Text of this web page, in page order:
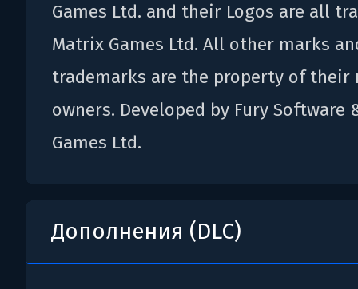
Games Ltd. and their Logos are all
Matrix Games Ltd. All other marks
trademarks are the property of their
owners. Developed by Fury Software
Games Ltd.
Дополнения (DLC)